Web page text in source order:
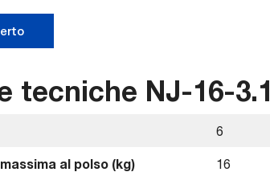
tecniche NJ-16-3.1
6
al polso (kg) 16